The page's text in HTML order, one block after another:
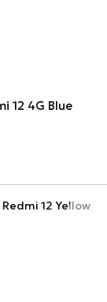
12 4G Blue